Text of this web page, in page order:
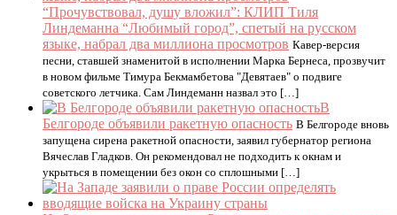
“Прочувствовал, душу вложил”: КЛИП Тиля
Линдеманна “Любимый город”, спетый на русском
языке, набрал два миллиона просмотров Кавер-версия
песни, ставшей знаменитой в исполнении Марка Бернеса, прозвучит
в новом фильме Тимура Бекмамбетова "Девятаев" о подвиге
советского летчика. Сам Линдеманн назвал это […]
В
Белгороде объявили ракетную опасность В Белгороде вновь
запущена сирена ракетной опасности, заявил губернатор региона
Вячеслав Гладков. Он рекомендовал не подходить к окнам и
укрыться в помещении без окон со сплошными […]